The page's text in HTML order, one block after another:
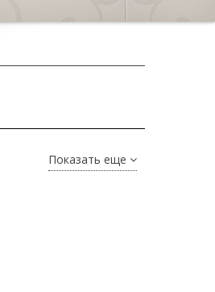
Показать еще